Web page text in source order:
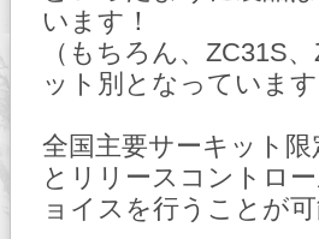
います！
（もちろん、ZC31S
ット別となっています
全国主要サーキット
とリリースコントロ
ョイスを行うことが